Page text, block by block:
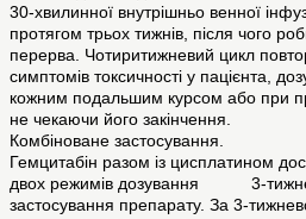
30-хвилинної внутрішньо венної
протягом трьох тижнів, після чого
перерва. Чотиритижневий цикл
симптомів токсичності у пацієнта,
кожним подальшим курсом або при
не чекаючи його закінчення.
Комбіноване застосування.
Гемцитабін разом із цисплатином
двох режимів дозування 3-
застосування препарату. За 3-